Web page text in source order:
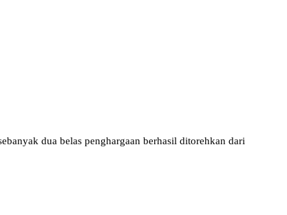
dua belas penghargaan berhasil ditorehkan dari